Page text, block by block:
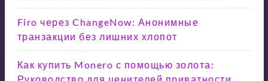
Firo через ChangeNow: Анонимные
транзакции без лишних хлопот
Как купить Monero с помощью золота: